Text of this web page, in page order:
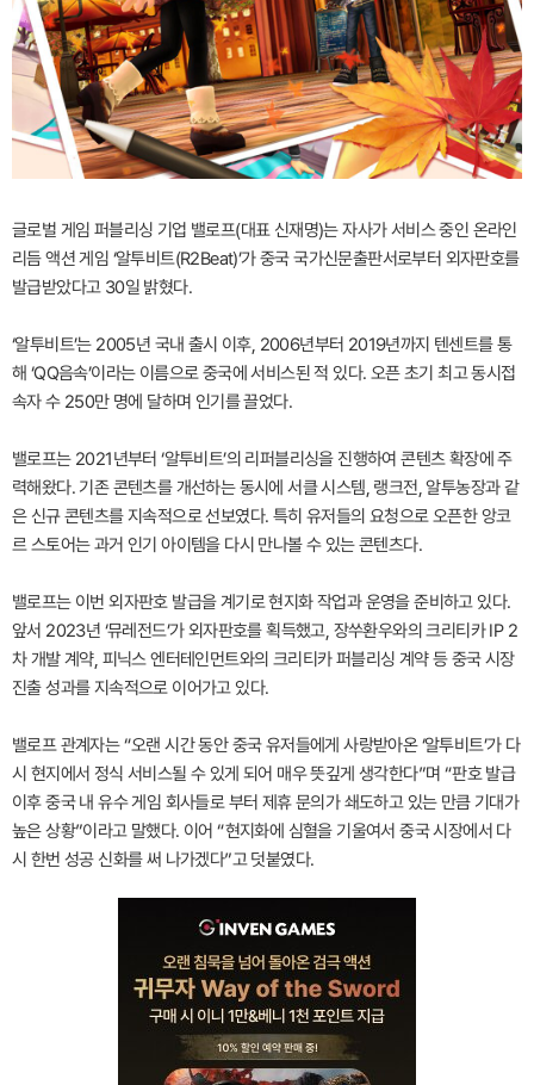
글로벌 게임 퍼블리싱 기업 밸로프(대표 신재명)는 자사가 서비스 중인 온라인
리듬 액션 게임 ‘알투비트(R2Beat)’가 중국 국가신문출판서로부터 외자판호를
발급받았다고 30일 밝혔다.
‘알투비트’는 2005년 국내 출시 이후, 2006년부터 2019년까지 텐센트를 통
해 ‘QQ음속’이라는 이름으로 중국에 서비스된 적 있다. 오픈 초기 최고 동시접
속자 수 250만 명에 달하며 인기를 끌었다.
밸로프는 2021년부터 ‘알투비트’의 리퍼블리싱을 진행하여 콘텐츠 확장에 주
력해왔다. 기존 콘텐츠를 개선하는 동시에 서클 시스템, 랭크전, 알투농장과 같
은 신규 콘텐츠를 지속적으로 선보였다. 특히 유저들의 요청으로 오픈한 앙코
르 스토어는 과거 인기 아이템을 다시 만나볼 수 있는 콘텐츠다.
밸로프는 이번 외자판호 발급을 계기로 현지화 작업과 운영을 준비하고 있다.
앞서 2023년 ‘뮤레전드’가 외자판호를 획득했고, 장쑤환우와의 크리티카 IP 2
차 개발 계약, 피닉스 엔터테인먼트와의 크리티카 퍼블리싱 계약 등 중국 시장
진출 성과를 지속적으로 이어가고 있다.
밸로프 관계자는 “오랜 시간 동안 중국 유저들에게 사랑받아온 ‘알투비트’가 다
시 현지에서 정식 서비스될 수 있게 되어 매우 뜻깊게 생각한다”며 “판호 발급
이후 중국 내 유수 게임 회사들로 부터 제휴 문의가 쇄도하고 있는 만큼 기대가
높은 상황”이라고 말했다. 이어 “현지화에 심혈을 기울여서 중국 시장에서 다
시 한번 성공 신화를 써 나가겠다”고 덧붙였다.